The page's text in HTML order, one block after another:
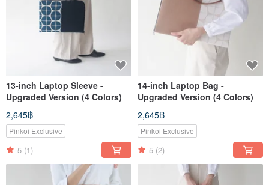
13-inch Laptop Sleeve -
Upgraded Version (4 Colors)
2,645฿
Pinkoi Exclusive
5 (1)
14-inch Laptop Bag -
Upgraded Version (4 Colors)
2,645฿
Pinkoi Exclusive
5 (2)